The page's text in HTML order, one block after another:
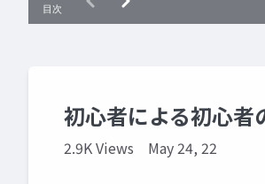
初心者による初心者
2.9K Views May 24, 22